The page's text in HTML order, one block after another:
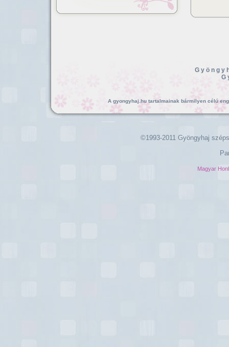
A gyongyhaj.hu tartalmainak bármilyen célú
©1993-2011 Gyöngyhaj
Magyar